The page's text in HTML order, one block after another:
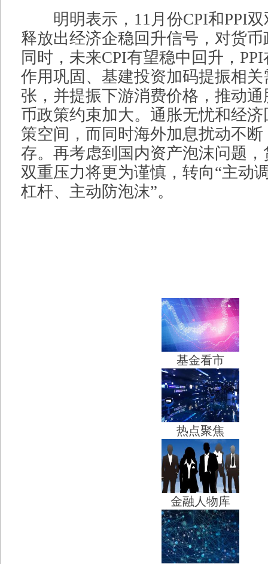
明明表示，11月份CPI和PPI双
释放出经济企稳回升信号，对货
同时，未来CPI有望稳中回升，
作用巩固、基建投资加码提振相
张，并提振下游消费价格，推动
币政策约束加大。通胀无忧和经
策空间，而同时海外加息扰动不
存。再考虑到国内资产泡沫问题
双重压力将更为谨慎，转向“主动
杠杆、主动防泡沫”。
基金看市
热点聚焦
金融人物库